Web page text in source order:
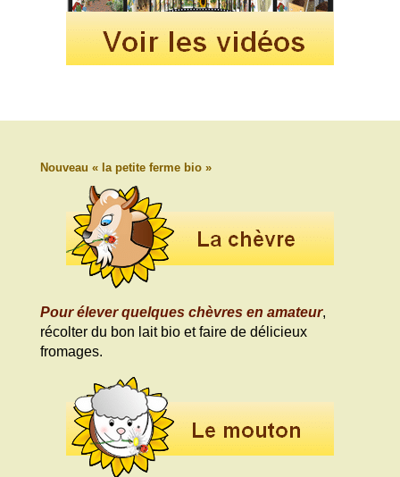
Nouveau « la petite ferme bio »
Pour élever quelques chèvres en amateur,
récolter du bon lait bio et faire de délicieux
fromages.